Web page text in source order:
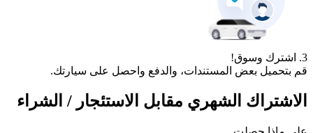
3. اشترك وسوق!
قم بتحميل بعض المستندات، والدفع واحصل على سيارتك.
الاشتراك الشهري مقابل الاستئجار / الشراء